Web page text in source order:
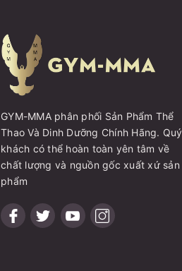
GYM-MMA phân phối Sản Phẩm Thể
Thao Và Dinh Dưỡng Chính Hãng. Quý
khách có thể hoàn toàn yên tâm về
chất lượng và nguồn gốc xuất xứ sản
phẩm